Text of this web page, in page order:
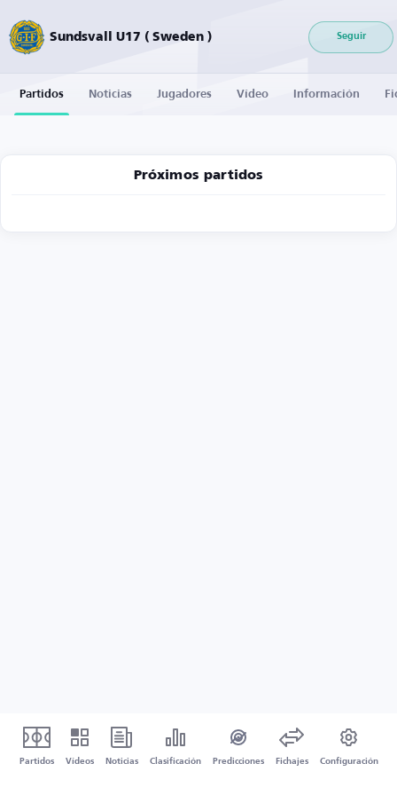
Sundsvall U17 ( Sweden ) Seguir
Partidos Noticias Jugadores Vídeo Información
Próximos partidos
Partidos Vídeos Noticias Clasificación Predicciones Fichajes Configuración